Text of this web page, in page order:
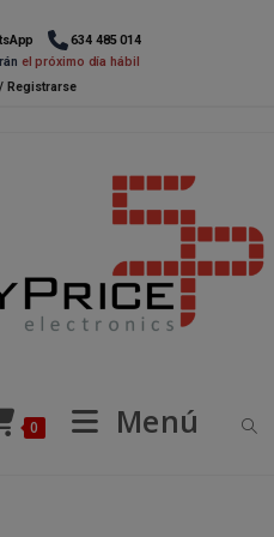
634 485 014
el próximo día hábil
Registrarse
0 Menú